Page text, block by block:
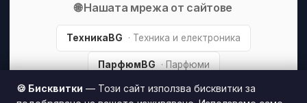
🌐 Нашата мрежа от сайтове
ТехникаBG · Техника и електроника
ПарфюмBG · Парфюми
МодаBG · Мода и стил
🍪 Бисквитки — Този сайт използва бисквитки за